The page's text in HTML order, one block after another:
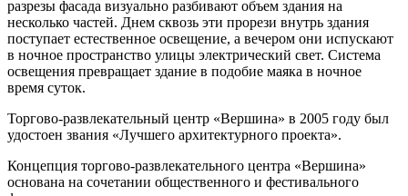
разрезы фасада визуально разбивают объем здания на
несколько частей. Днем сквозь эти прорези внутрь здания
поступает естественное освещение, а вечером они испускают
в ночное пространство улицы электрический свет. Система
освещения превращает здание в подобие маяка в ночное
время суток.
Торгово-развлекательный центр «Вершина» в 2005 году был
удостоен звания «Лучшего архитектурного проекта».
Концепция торгово-развлекательного центра «Вершина»
основана на сочетании общественного и фестивального